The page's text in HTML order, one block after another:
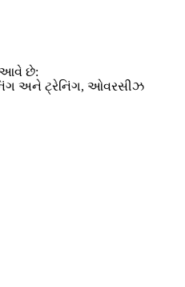
આવે છે:
અને ટ્રેનિંગ, ઓવરસીઝ